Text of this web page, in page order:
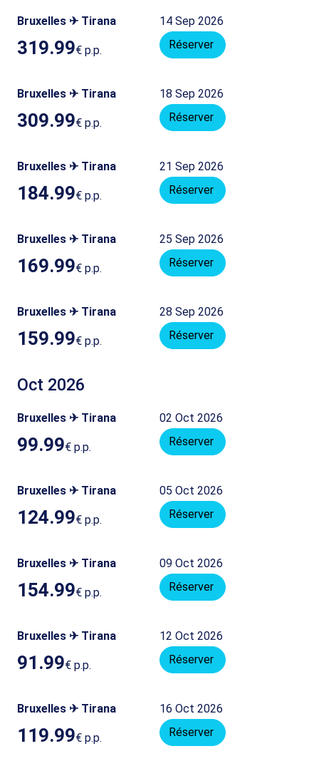
Bruxelles ✈ Tirana 14 Sep 2026
319.99€ p.p. Réserver
Bruxelles ✈ Tirana 18 Sep 2026
309.99€ p.p. Réserver
Bruxelles ✈ Tirana 21 Sep 2026
184.99€ p.p. Réserver
Bruxelles ✈ Tirana 25 Sep 2026
169.99€ p.p. Réserver
Bruxelles ✈ Tirana 28 Sep 2026
159.99€ p.p. Réserver
Oct 2026
Bruxelles ✈ Tirana 02 Oct 2026
99.99€ p.p. Réserver
Bruxelles ✈ Tirana 05 Oct 2026
124.99€ p.p. Réserver
Bruxelles ✈ Tirana 09 Oct 2026
154.99€ p.p. Réserver
Bruxelles ✈ Tirana 12 Oct 2026
91.99€ p.p. Réserver
Bruxelles ✈ Tirana 16 Oct 2026
119.99€ p.p. Réserver